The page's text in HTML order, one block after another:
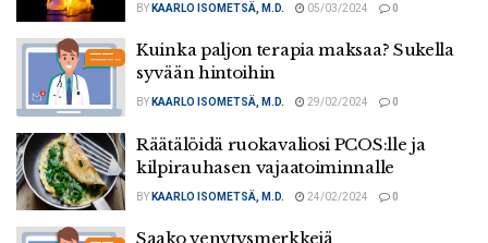
BY KAARLO ISOMETSÄ, M.D. 05/03/2024 0
Kuinka paljon terapia maksaa? Sukella
syvään hintoihin
BY KAARLO ISOMETSÄ, M.D. 29/02/2024 0
Räätälöidä ruokavaliosi PCOS:lle ja
kilpirauhasen vajaatoiminnalle
BY KAARLO ISOMETSÄ, M.D. 24/02/2024 0
Saako venytysmerkkejä